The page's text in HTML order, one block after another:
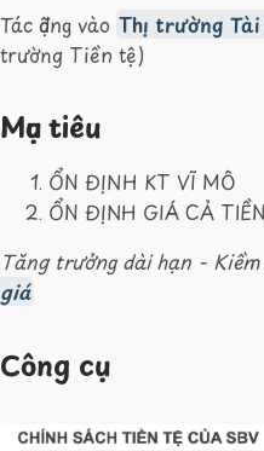
Tác động vào Thị trường Tài
trường Tiền tệ)
Mục tiêu
ỔN ĐỊNH KT VĨ MÔ
ỔN ĐỊNH GIÁ CẢ
Tăng trưởng dài hạn -
giá
Công cụ